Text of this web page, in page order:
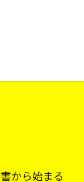
から始まる